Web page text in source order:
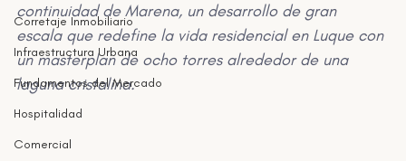
Corretaje Inmobiliario
Infraestructura Urbana
Fundamentos del Mercado
Hospitalidad
Comercial
continuidad de Marena, un desarrollo de gran
escala que redefine la vida residencial en Luque con
un masterplan de ocho torres alrededor de una
laguna cristalina.